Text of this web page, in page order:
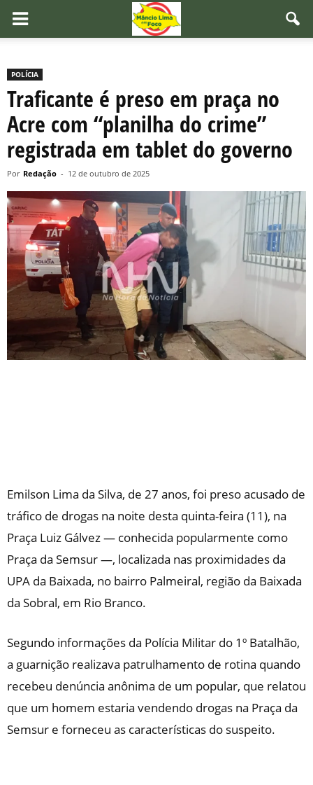
POLÍCIA
Traficante é preso em praça no
Acre com “planilha do crime”
registrada em tablet do governo
Por Redação - 12 de outubro de 2025
Emilson Lima da Silva, de 27 anos, foi preso acusado de
tráfico de drogas na noite desta quinta-feira (11), na
Praça Luiz Gálvez — conhecida popularmente como
Praça da Semsur —, localizada nas proximidades da
UPA da Baixada, no bairro Palmeiral, região da Baixada
da Sobral, em Rio Branco.
Segundo informações da Polícia Militar do 1º Batalhão,
a guarnição realizava patrulhamento de rotina quando
recebeu denúncia anônima de um popular, que relatou
que um homem estaria vendendo drogas na Praça da
Semsur e forneceu as características do suspeito.